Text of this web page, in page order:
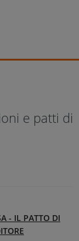
e patti di
- IL PATTO DI